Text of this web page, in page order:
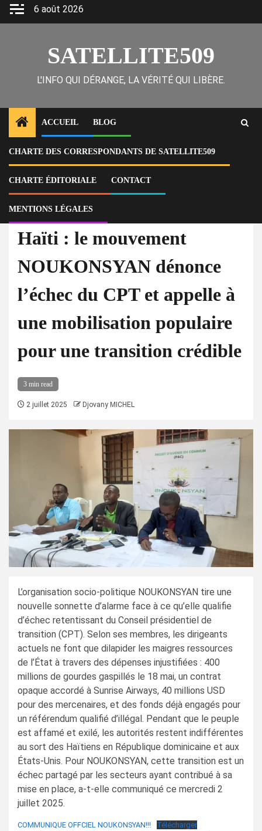
Skip
6 août 2026
SATELLITE509
L'INFO QUI DÉRANGE, LA VÉRITÉ QUI LIBÈRE.
ACCUEIL BLOG
CHARTE DES CORRESPONDANTS DE SATELLITE509
CHARTE ÉDITORIALE CONTACT
MENTIONS LÉGALES
Home
Actu
Haïti : le mouvement NOUKONSYAN dénonce l’échec du CPT et appelle
à une mobilisation populaire pour une transition crédible
Actu
Haïti : le mouvement
NOUKONSYAN dénonce
l’échec du CPT et appelle à
une mobilisation populaire
pour une transition crédible
3 min read
2 juillet 2025 Djovany MICHEL
L’organisation socio-politique NOUKONSYAN tire une
nouvelle sonnette d’alarme face à ce qu’elle qualifie
d’échec retentissant du Conseil présidentiel de
transition (CPT). Selon ses membres, les dirigeants
actuels ne font que dilapider les maigres ressources
de l’État à travers des dépenses injustifiées : 400
millions de gourdes gaspillés le 18 mai, un contrat
opaque accordé à Sunrise Airways, 40 millions USD
pour des mercenaires, et des fonds déjà engagés pour
un référendum qualifié d’illégal. Pendant que le peuple
est affamé et exilé, les autorités restent indifférentes
au sort des Haïtiens en République dominicaine et aux
États-Unis. Pour NOUKONSYAN, cette transition est un
échec partagé par les secteurs ayant contribué à sa
mise en place, a-t-elle communiqué ce mercredi 2
juillet 2025.
COMMUNIQUE OFFCIEL NOUKONSYAN!!! Télécharger